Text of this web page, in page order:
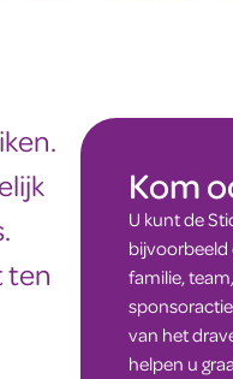
ten
Kom
U kunt de
bijvoorbeeld
familie,
van het
helpen u